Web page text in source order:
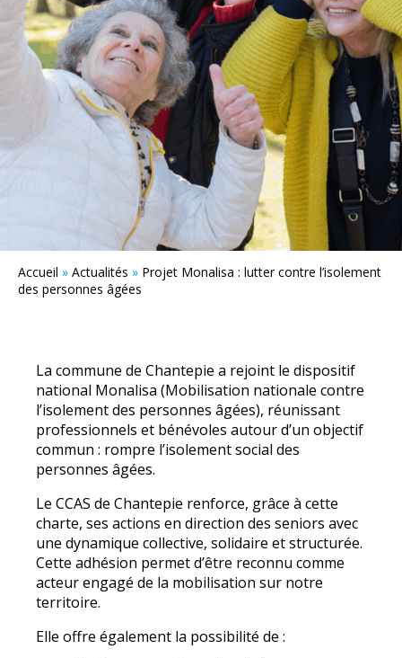
Accueil » Actualités » Projet Monalisa : lutter contre l’isolement
des personnes âgées
La commune de Chantepie a rejoint le dispositif
national Monalisa (Mobilisation nationale contre
l’isolement des personnes âgées), réunissant
professionnels et bénévoles autour d’un objectif
commun : rompre l’isolement social des
personnes âgées.
Le CCAS de Chantepie renforce, grâce à cette
charte, ses actions en direction des seniors avec
une dynamique collective, solidaire et structurée.
Cette adhésion permet d’être reconnu comme
acteur engagé de la mobilisation sur notre
territoire.
Elle offre également la possibilité de :